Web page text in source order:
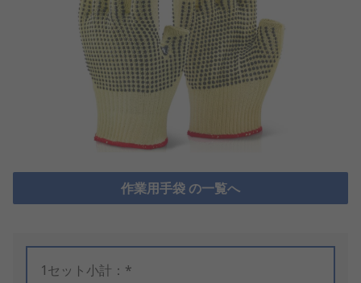
作業用手袋 の一覧へ
1セット小計：*